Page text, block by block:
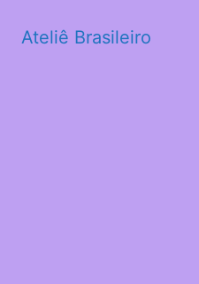
Ateliê Brasileiro